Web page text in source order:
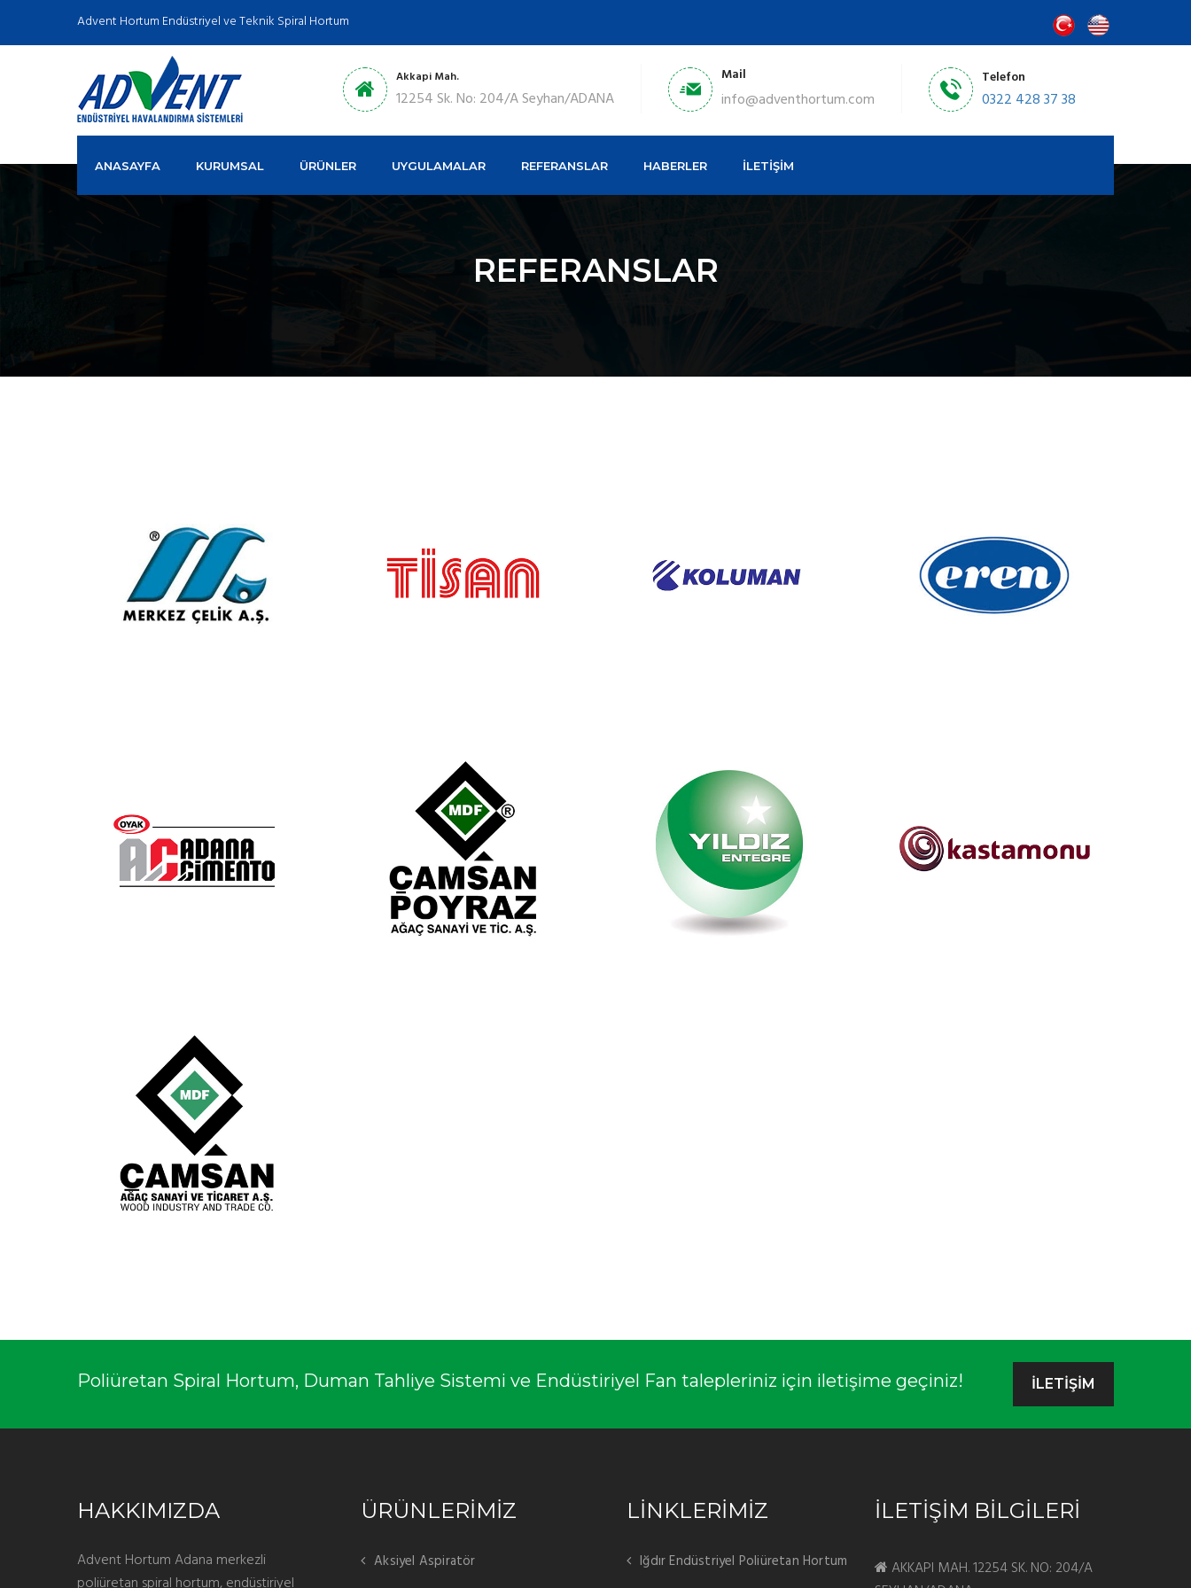
Advent Hortum Endüstriyel ve Teknik Spiral Hortum
Akkapi Mah.
12254 Sk. No: 204/A Seyhan/ADANA
Mail
info@adventhortum.com
Telefon
0322 428 37 38
ANASAYFA KURUMSAL ÜRÜNLER UYGULAMALAR REFERANSLAR HABERLER İLETİŞİM
REFERANSLAR
Poliüretan Spiral Hortum, Duman Tahliye Sistemi ve Endüstiriyel Fan talepleriniz için iletişime geçiniz! İLETIŞIM
HAKKIMIZDA
Advent Hortum Adana merkezli
ÜRÜNLERİMİZ
Aksiyel Aspiratör
LİNKLERİMİZ
Iğdır Endüstriyel Poliüretan Hortum
İLETİŞİM BİLGİLERİ
AKKAPI MAH. 12254 SK. NO: 204/A